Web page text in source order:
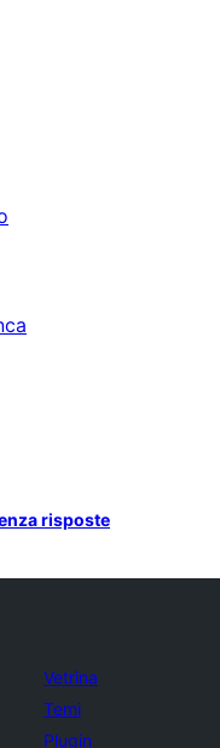
risposte
Vetrina
Temi
Plugin